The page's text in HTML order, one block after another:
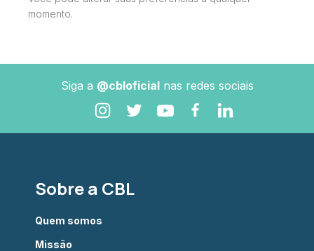
momento.
Siga a @cbloficialnas redes sociais
Sobre a CBL
Quem somos
Missão